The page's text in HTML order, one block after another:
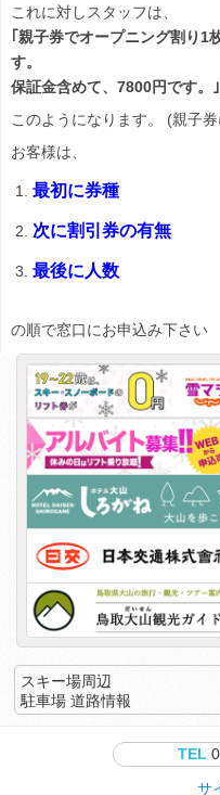
これに対しスタッフは、
｢親子券でオープニング割り1
す。
保証金含めて、7800円です。｣
このようになります。 (親子
お客様は、
最初に券種
次に割引券の有無
最後に人数
の順で窓口にお申込み下さい
スキー場周辺
駐車場 道路情報
TEL
サ